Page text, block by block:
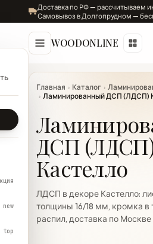
Доставка по РФ — рассчитываем
Самовывоз в Долгопрудном —
WOODONLINE
Главная › Каталог ›
› Ламинированный ДСП (ЛДСП)
ДСП
Кастелло
ЛДСП в декоре Кастелло:
толщины 16/18 мм, кромка в
распил, доставка по
new
top